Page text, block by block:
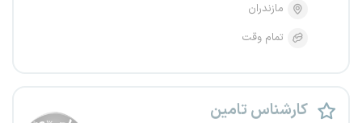
مازندران
تمام وقت
کارشناس تامین